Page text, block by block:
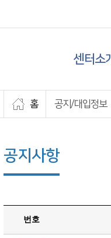
센터소
센터 소개
홈 공지/대입정보
공지사항
번호